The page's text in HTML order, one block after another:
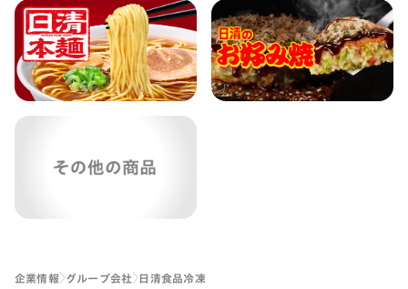
企業情報 グループ会社 日清食品冷凍